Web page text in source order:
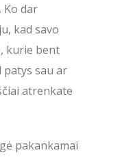
Ko dar
kad savo
kurie bent
patys sau ar
atrenkate
pakankamai